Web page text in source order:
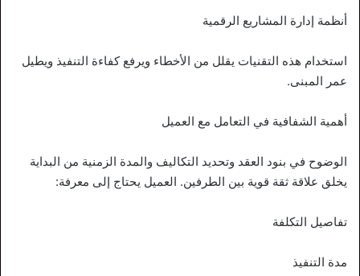
أنظمة إدارة المشاريع الرقمية
استخدام هذه التقنيات يقلل من الأخطاء ويرفع كفاءة التنفيذ ويطيل
عمر المبنى.
أهمية الشفافية في التعامل مع العميل
الوضوح في بنود العقد وتحديد التكاليف والمدة الزمنية من البداية
يخلق علاقة ثقة قوية بين الطرفين. العميل يحتاج إلى معرفة:
تفاصيل التكلفة
مدة التنفيذ